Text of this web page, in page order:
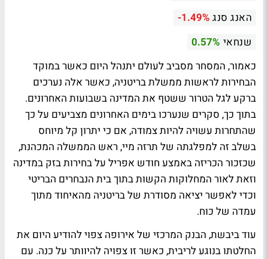
האנג סנג -1.49%
שנחאי 0.57%
כאמור, המסחר מסביב לעולם יתנהל היום כאשר במוקד
הבחירות לראשות ממשלת בריטניה, כאשר אלה נערכים
ברקע לגל הטרור ששטף את המדינה בשבועות האחרונים.
בתוך כך, סקרים שנערכו בימים האחרונים מצביעים על כך
שהתחרות עשויה להיות צמודה, אם כי יתרון קל מיוחס
בשלב זה למפלגתה של תרזה מיי, ראש הממשלה המכהנת,
שכזכור הכריזה באמצע חודש אפריל על בחירות בזק במדינה
וזאת לאור המחלוקות הקשות בתוך בית הנבחרים הבריטי
וכדי לאפשר יציאה מסודרת של בריטניה מהאיחוד מתוך
עמדה של כוח.
עוד ביבשת, הבנק המרכזי של אירופה צפוי להודיע היום את
החלטתו בנוגע לריבית, כאשר זו צפויה להיוותר על כנה. עם